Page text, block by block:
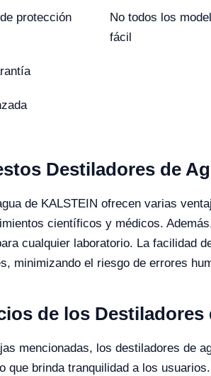
protección
No todos los
fácil
Destiladores de
de KALSTEIN ofrecen varias
científicos y médicos.
cualquier laboratorio. La facilidad
minimizando el riesgo de errores
de los Destiladores
mencionadas, los destiladores de
que brinda tranquilidad a los